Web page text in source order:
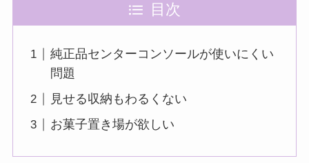
目次
純正品センターコンソールが使いにくい
問題
見せる収納もわるくない
お菓子置き場が欲しい